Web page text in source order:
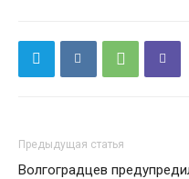
Предыдущая статья
Волгоградцев